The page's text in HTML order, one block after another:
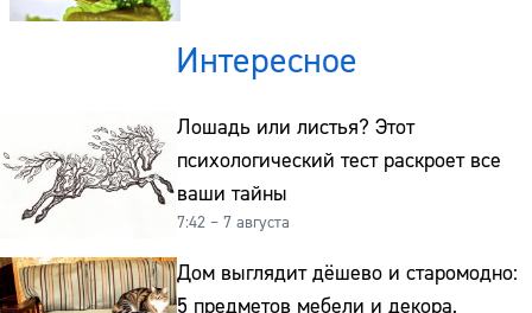
Интересное
Лошадь или листья? Этот
психологический тест раскроет все
ваши тайны
7:42 – 7 августа
Дом выглядит дёшево и старомодно:
5 предметов мебели и декора,